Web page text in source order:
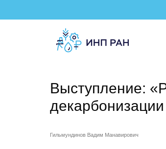
Выступление:
Гильмундинов Вадим Манавирович